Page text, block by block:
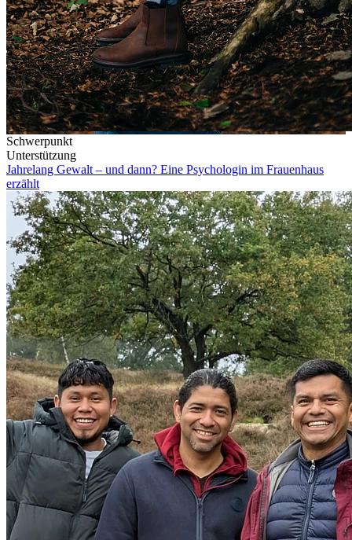
Schwerpunkt
Unterstützung
Jahrelang Gewalt – und dann? Eine Psychologin im Frauenhaus
erzählt